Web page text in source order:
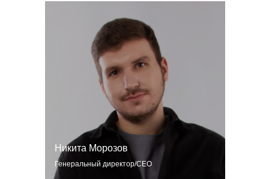
Генеральный директор/CEO
Никита Морозов